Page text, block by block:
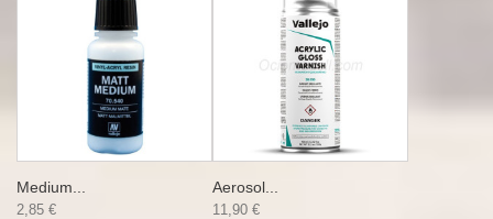
Medium...
2,85 €
Aerosol...
11,90 €